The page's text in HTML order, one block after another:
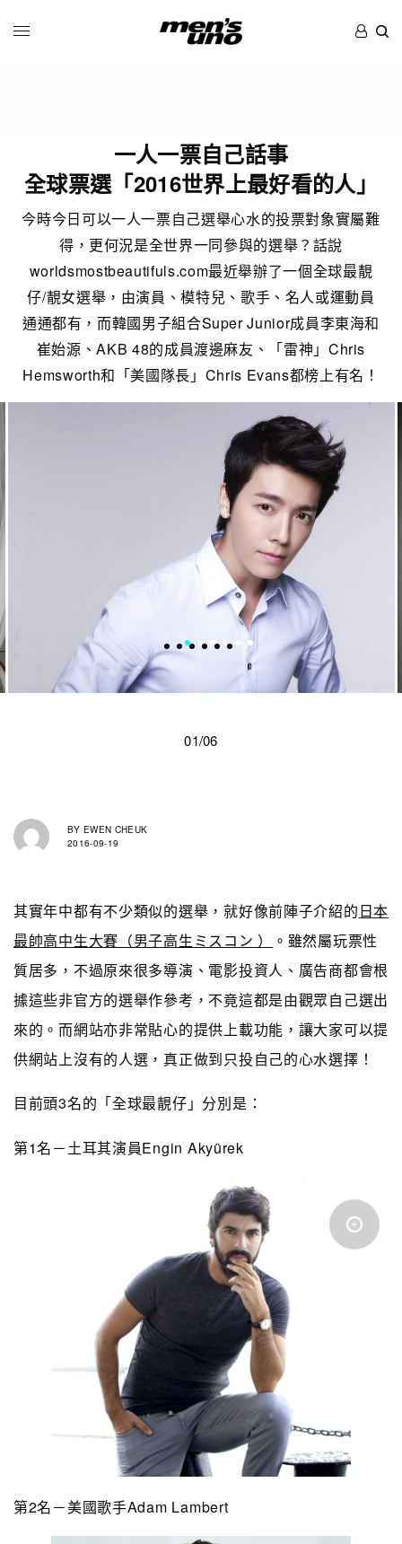
一人一票自己話事
全球票選「2016世界上最好看的人」
今時今日可以一人一票自己選舉心水的投票對象實屬難
得，更何況是全世界一同參與的選舉？話說
worldsmostbeautifuls.com最近舉辦了一個全球最靚
仔/靚女選舉，由演員、模特兒、歌手、名人或運動員
通通都有，而韓國男子組合Super Junior成員李東海和
崔始源、AKB 48的成員渡邊麻友、「雷神」Chris
Hemsworth和「美國隊長」Chris Evans都榜上有名！
01/06
BY EWEN CHEUK
2016-09-19
其實年中都有不少類似的選舉，就好像前陣子介紹的日本
最帥高中生大賽（男子高生ミスコン ）
。 雖然屬玩票性
質居多，不過原來很多導演、電影投資人、廣告商都會根
據這些非官方的選舉作參考，不竟這都是由觀眾自己選出
來的。而網站亦非常貼心的提供上載功能，讓大家可以提
供網站上沒有的人選，真正做到只投自己的心水選擇！
目前頭3名的「全球最靚仔」分別是：
第1名－土耳其演員Engin Akyürek
第2名－美國歌手Adam Lambert